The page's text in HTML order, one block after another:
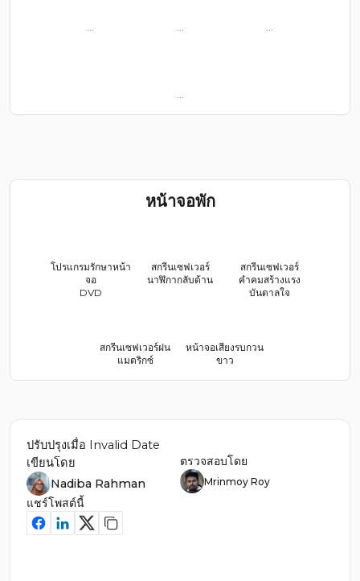
... ... ...
...
หน้าจอพัก
โปรแกรมรักษาหน้า
จอ
DVD
สกรีนเซฟเวอร์
นาฬิกากลับด้าน
สกรีนเซฟเวอร์
คำคมสร้างแรง
บันดาลใจ
สกรีนเซฟเวอร์ฝน
แมตริกซ์
หน้าจอเสียงรบกวน
ขาว
ปรับปรุงเมื่อ Invalid Date
เขียนโดย
Nadiba Rahman
ตรวจสอบโดย
Mrinmoy Roy
แชร์โพสต์นี้